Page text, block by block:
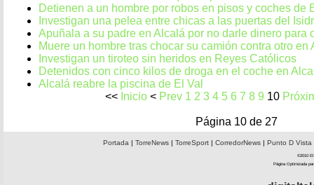
Detienen a un hombre por robos en pisos y coches de
Investigan una pelea entre chicas a las puertas del
Apuñala a su padre en Alcalá por no darle dinero para
Muere un hombre tras chocar su camión contra otro en
Investigan un tiroteo sin heridos en Reyes Católicos
Detenidos con cinco kilos de droga en el coche en
Alcalá reabre la piscina de El Val
<< Inicio < Prev 1 2 3 4 5 6 7 8 9 10
Página 10 de 27
Portada | TorreNews| TorreSport| CorredorNews| Punto D Vista
©2010 El
Página Optimizada